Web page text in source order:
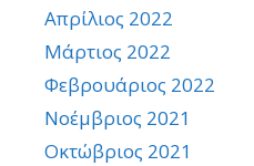
Απρίλιος 2022
Μάρτιος 2022
Φεβρουάριος 2022
Νοέμβριος 2021
Οκτώβριος 2021